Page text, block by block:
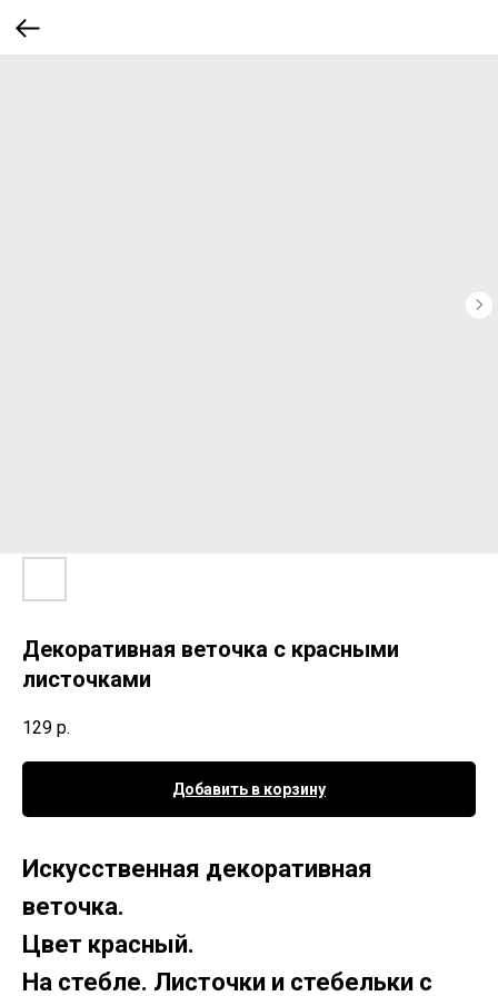
Декоративная веточка с красными
листочками
129 р.
Добавить в корзину
Искусственная декоративная
веточка.
Цвет красный.
На стебле. Листочки и стебельки с